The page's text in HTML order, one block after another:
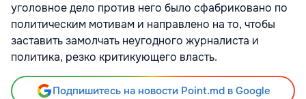
уголовное дело против него было сфабриковано по
политическим мотивам и направлено на то, чтобы
заставить замолчать неугодного журналиста и
политика, резко критикующего власть.
Подпишитесь на новости Point.md в Google